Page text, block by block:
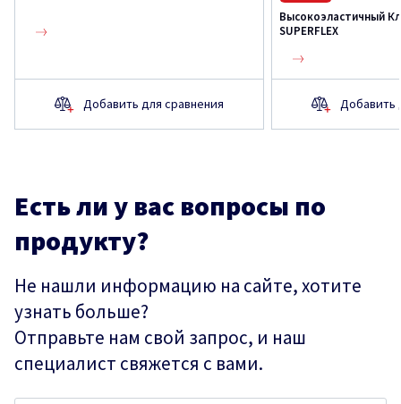
Добавить для сравнения
Высокоэластичный
SUPERFLEX
Добавить
Есть ли у вас вопросы по
продукту?
Не нашли информацию на сайте, хотите
узнать больше?
Отправьте нам свой запрос, и наш
специалист свяжется с вами.